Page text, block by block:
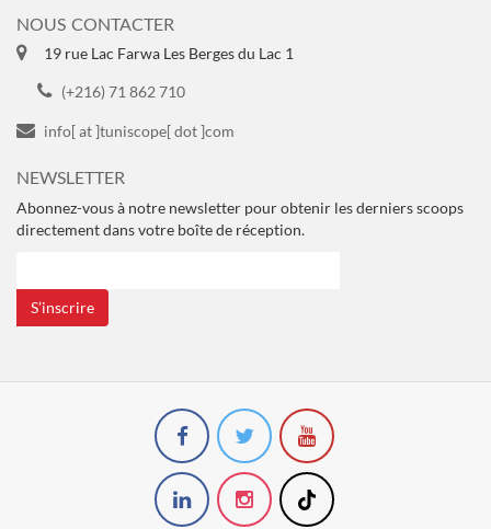
NOUS CONTACTER
19 rue Lac Farwa Les Berges du Lac 1
(+216) 71 862 710
info[ at ]tuniscope[ dot ]com
NEWSLETTER
Abonnez-vous à notre newsletter pour obtenir les derniers scoops
directement dans votre boîte de réception.
S’inscrire